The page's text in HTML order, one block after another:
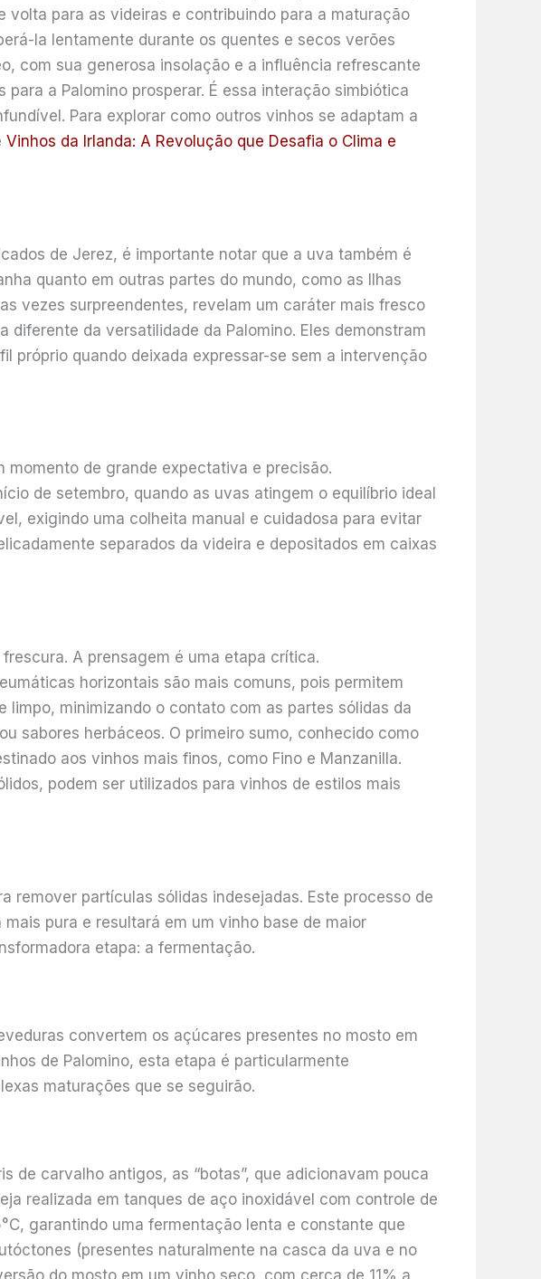
para as videiras e contribuindo para a maturação
la lentamente durante os quentes e secos verões
com sua generosa insolação e a influência refrescante
a Palomino prosperar. É essa interação simbiótica
Para explorar como outros vinhos se adaptam a
Vinhos da Irlanda: A Revolução que Desafia o Clima e
de Jerez, é importante notar que a uva também é
quanto em outras partes do mundo, como as Ilhas
vezes surpreendentes, revelam um caráter mais fresco
da versatilidade da Palomino. Eles demonstram
próprio quando deixada expressar-se sem a intervenção
momento de grande expectativa e precisão.
de setembro, quando as uvas atingem o equilíbrio ideal
exigindo uma colheita manual e cuidadosa para evitar
separados da videira e depositados em caixas
A prensagem é uma etapa crítica.
horizontais são mais comuns, pois permitem
minimizando o contato com as partes sólidas da
sabores herbáceos. O primeiro sumo, conhecido como
aos vinhos mais finos, como Fino e Manzanilla.
podem ser utilizados para vinhos de estilos mais
remover partículas sólidas indesejadas. Este processo de
pura e resultará em um vinho base de maior
etapa: a fermentação.
convertem os açúcares presentes no mosto em
de Palomino, esta etapa é particularmente
maturações que se seguirão.
de carvalho antigos, as “botas”, que adicionavam pouca
realizada em tanques de aço inoxidável com controle de
garantindo uma fermentação lenta e constante que
(presentes naturalmente na casca da uva e no
do mosto em um vinho seco, com cerca de 11% a